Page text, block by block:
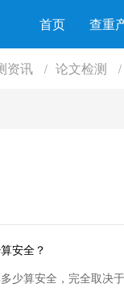
首页 查重
资讯 / 论文检测 /
安全？
少算安全，完全取决